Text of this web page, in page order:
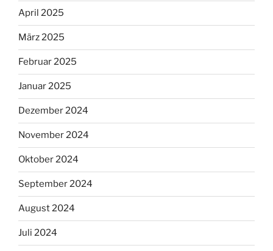
April 2025
März 2025
Februar 2025
Januar 2025
Dezember 2024
November 2024
Oktober 2024
September 2024
August 2024
Juli 2024